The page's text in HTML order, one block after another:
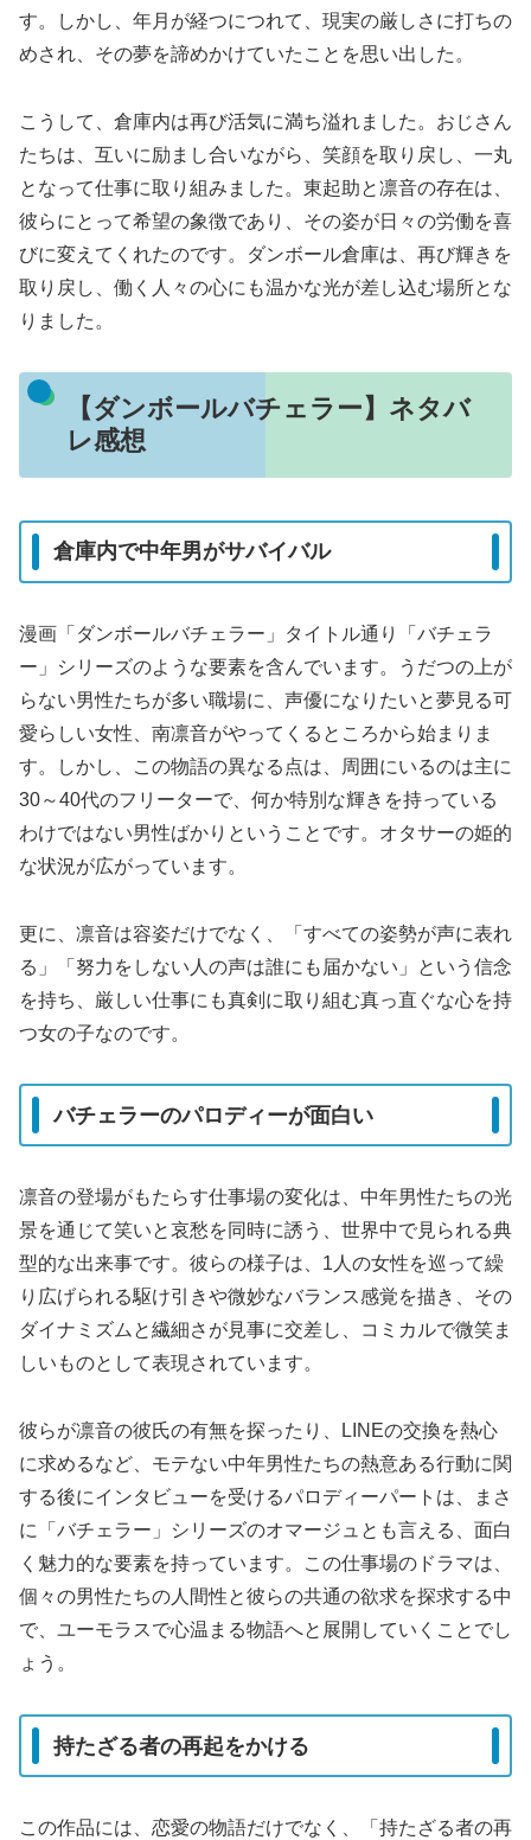
す。しかし、年月が経つにつれて、現実の厳しさに打ちの
めされ、その夢を諦めかけていたことを思い出した。
こうして、倉庫内は再び活気に満ち溢れました。おじさん
たちは、互いに励まし合いながら、笑顔を取り戻し、一丸
となって仕事に取り組みました。東起助と凛音の存在は、
彼らにとって希望の象徴であり、その姿が日々の労働を喜
びに変えてくれたのです。ダンボール倉庫は、再び輝きを
取り戻し、働く人々の心にも温かな光が差し込む場所とな
りました。
【ダンボールバチェラー】ネタバ
レ感想
倉庫内で中年男がサバイバル
漫画「ダンボールバチェラー」タイトル通り「バチェラ
ー」シリーズのような要素を含んでいます。うだつの上が
らない男性たちが多い職場に、声優になりたいと夢見る可
愛らしい女性、南凛音がやってくるところから始まりま
す。しかし、この物語の異なる点は、周囲にいるのは主に
30～40代のフリーターで、何か特別な輝きを持っている
わけではない男性ばかりということです。オタサーの姫的
な状況が広がっています。
更に、凛音は容姿だけでなく、「すべての姿勢が声に表れ
る」「努力をしない人の声は誰にも届かない」という信念
を持ち、厳しい仕事にも真剣に取り組む真っ直ぐな心を持
つ女の子なのです。
バチェラーのパロディーが面白い
凛音の登場がもたらす仕事場の変化は、中年男性たちの光
景を通じて笑いと哀愁を同時に誘う、世界中で見られる典
型的な出来事です。彼らの様子は、1人の女性を巡って繰
り広げられる駆け引きや微妙なバランス感覚を描き、その
ダイナミズムと繊細さが見事に交差し、コミカルで微笑ま
しいものとして表現されています。
彼らが凛音の彼氏の有無を探ったり、LINEの交換を熱心
に求めるなど、モテない中年男性たちの熱意ある行動に関
する後にインタビューを受けるパロディーパートは、まさ
に「バチェラー」シリーズのオマージュとも言える、面白
く魅力的な要素を持っています。この仕事場のドラマは、
個々の男性たちの人間性と彼らの共通の欲求を探求する中
で、ユーモラスで心温まる物語へと展開していくことでし
ょう。
持たざる者の再起をかける
この作品には、恋愛の物語だけでなく、「持たざる者の再